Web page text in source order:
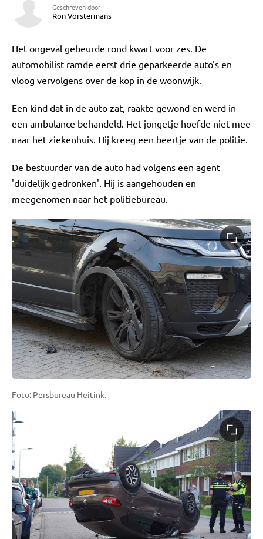
Geschreven door
Ron Vorstermans
Het ongeval gebeurde rond kwart voor zes. De
automobilist ramde eerst drie geparkeerde auto's en
vloog vervolgens over de kop in de woonwijk.
Een kind dat in de auto zat, raakte gewond en werd in
een ambulance behandeld. Het jongetje hoefde niet mee
naar het ziekenhuis. Hij kreeg een beertje van de politie.
De bestuurder van de auto had volgens een agent
'duidelijk gedronken'. Hij is aangehouden en
meegenomen naar het politiebureau.
Foto: Persbureau Heitink.